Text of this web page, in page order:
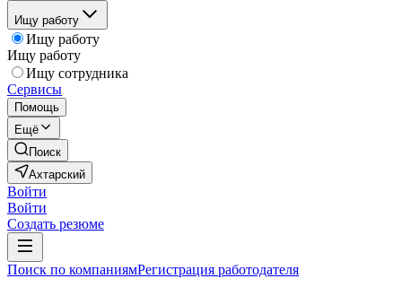
Ищу работу
Ищу работу
Ищу работу
Ищу сотрудника
Сервисы
Помощь
Ещё
Поиск
Ахтарский
Войти
Войти
Создать резюме
Поиск по компаниямРегистрация работодателя